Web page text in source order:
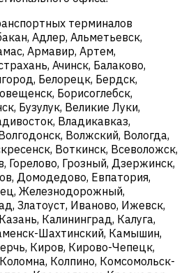
терминалов
Адлер, Альметьевск,
Армавир, Артем,
Ачинск, Балаково,
Белорецк, Бердск,
Борисоглебск,
Бузулук, Великие Луки,
Владикавказ,
Волжский, Вологда,
Воткинск, Всеволожск,
Горелово, Грозный, Дзержинск,
Домодедово, Евпатория,
Железнодорожный,
Златоуст, Иваново, Ижевск,
Калининград, Калуга,
Шахтинский, Камышин,
Киров, Кирово-Чепецк,
Колпино, Комсомольск-